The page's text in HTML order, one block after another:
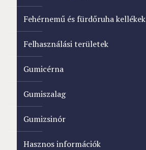
Fehérnemű és fürdőruha kellékek
Felhasználási területek
Gumicérna
Gumiszalag
Gumizsinór
Hasznos információk